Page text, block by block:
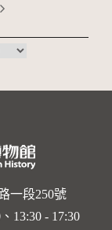
一段250號
13:30 - 17:30